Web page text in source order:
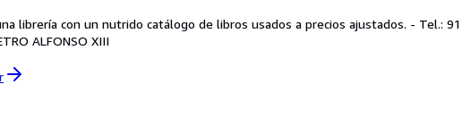
libros usados a precios ajustados. - Tel.: 91 510 2339 - lopezdehoyos@tikbooks.com - 607 566 298 - C/López de
(local) - 28002 Madrid - METRO ALFONSO XIII